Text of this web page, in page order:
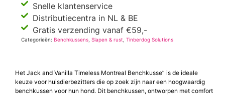
Snelle klantenservice
Distributiecentra in NL & BE
Gratis verzending vanaf €59,-
Categorieën:Benchkussens ,Slapen & rust ,Tinberdog Solutions
Het Jack and Vanilla Timeless Montreal Benchkusse” is de ideale
keuze voor huisdierbezitters die op zoek zijn naar een hoogwaardig
benchkussen voor hun hond. Dit benchkussen, ontworpen met comfort